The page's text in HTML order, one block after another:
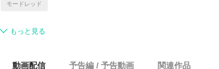
モードレッド
もっと見る
動画配信 予告編 / 予告動画 関連作品